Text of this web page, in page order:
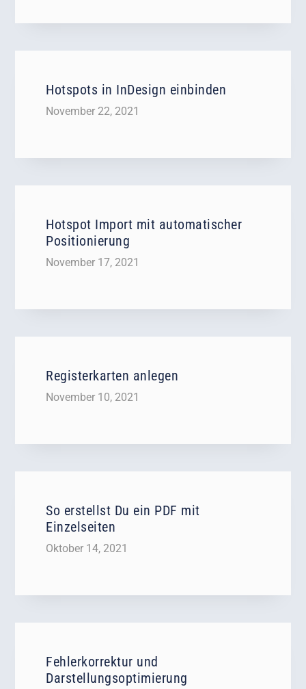
Hotspots in InDesign einbinden
November 22, 2021
Hotspot Import mit automatischer
Positionierung
November 17, 2021
Registerkarten anlegen
November 10, 2021
So erstellst Du ein PDF mit
Einzelseiten
Oktober 14, 2021
Fehlerkorrektur und
Darstellungsoptimierung